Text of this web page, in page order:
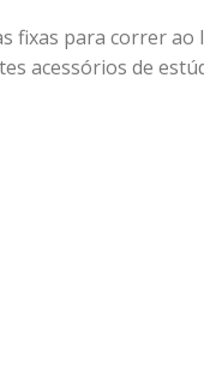
fixas para correr
acessórios de